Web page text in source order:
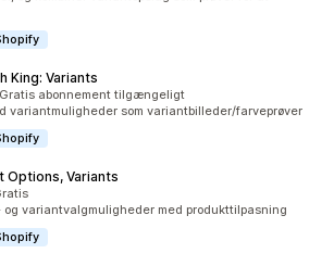
King: Variants
i alt
Gratis abonnement tilgængeligt
variantmuligheder som variantbilleder/farveprøver
Options, Variants
i alt
og variantvalgmuligheder med produkttilpasning